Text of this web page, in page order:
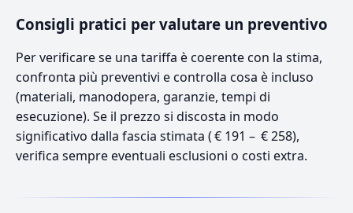
Consigli pratici per valutare un preventivo
Per verificare se una tariffa è coerente con la stima,
confronta più preventivi e controlla cosa è incluso
(materiali, manodopera, garanzie, tempi di
esecuzione). Se il prezzo si discosta in modo
significativo dalla fascia stimata ( € 191 – € 258),
verifica sempre eventuali esclusioni o costi extra.